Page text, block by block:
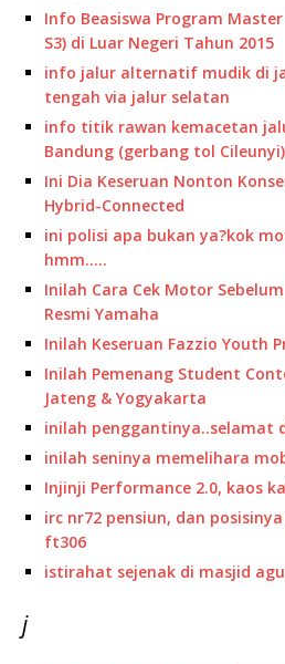
Info Beasiswa Program
S3) di Luar Negeri Tahun 2015
info jalur alternatif mudik di
tengah via jalur selatan
info titik rawan kemacetan
Bandung (gerbang tol
Ini Dia Keseruan Nonton
Hybrid-Connected
ini polisi apa bukan ya?kok
hmm…..
Inilah Cara Cek Motor
Resmi Yamaha
Inilah Keseruan Fazzio Youth
Inilah Pemenang Student
Jateng & Yogyakarta
inilah penggantinya..selamat
inilah seninya memelihara
Injinji Performance 2.0, kaos
irc nr72 pensiun, dan
ft306
istirahat sejenak di masjid
j